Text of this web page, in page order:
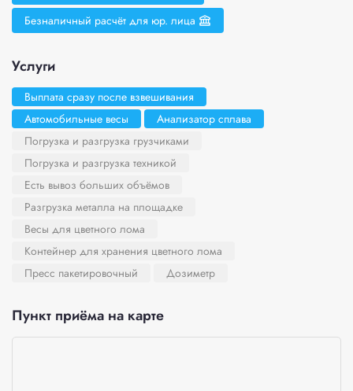
Безналичный расчёт для юр. лица
Услуги
Выплата сразу после взвешивания
Автомобильные весы
Анализатор сплава
Погрузка и разгрузка грузчиками
Погрузка и разгрузка техникой
Есть вывоз больших объёмов
Разгрузка металла на площадке
Весы для цветного лома
Контейнер для хранения цветного лома
Пресс пакетировочный
Дозиметр
Пункт приёма на карте